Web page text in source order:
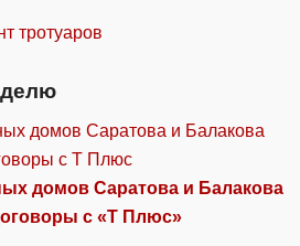
тротуаров
домов Саратова и Балакова
с «Т Плюс»